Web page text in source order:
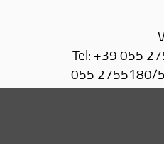
Tel: +39 055
055 2755180/
055